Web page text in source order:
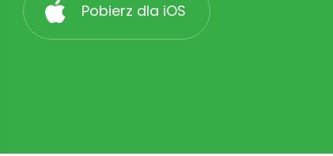
Pobierz dla iOS